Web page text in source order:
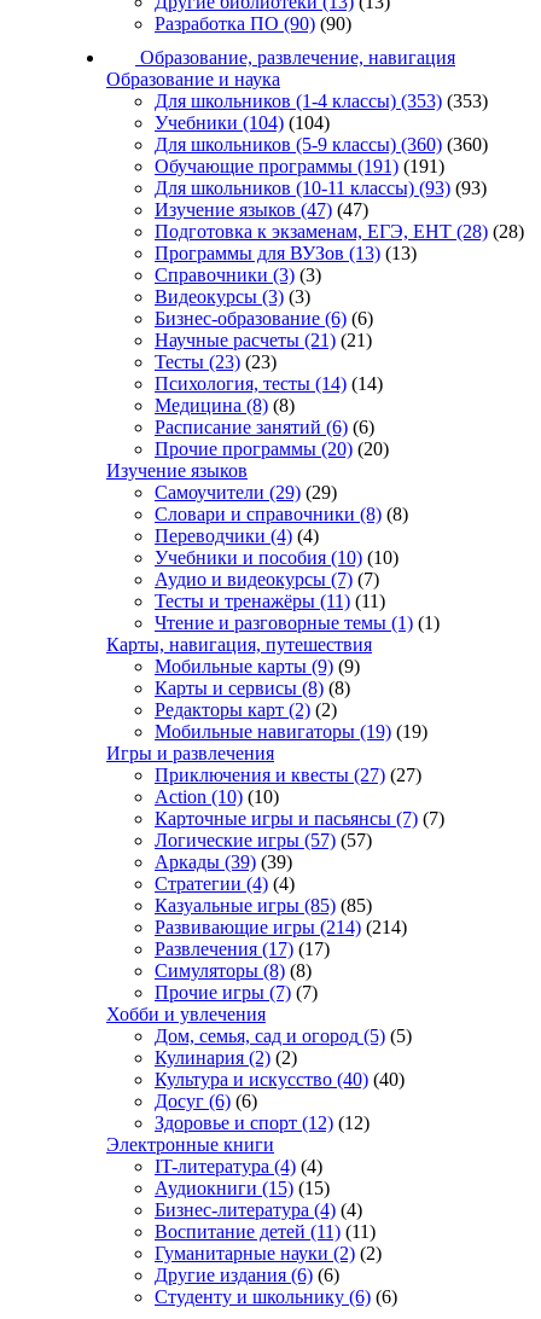
Разработка ПО (90) (90)
Образование, развлечение, навигация
Образование и наука
Для школьников (1-4 классы) (353) (353)
Учебники (104) (104)
Для школьников (5-9 классы) (360) (360)
Обучающие программы (191) (191)
Для школьников (10-11 классы) (93) (93)
Изучение языков (47) (47)
Подготовка к экзаменам, ЕГЭ, ЕНТ (28) (28)
Программы для ВУЗов (13) (13)
Справочники (3) (3)
Видеокурсы (3) (3)
Бизнес-образование (6) (6)
Научные расчеты (21) (21)
Тесты (23) (23)
Психология, тесты (14) (14)
Медицина (8) (8)
Расписание занятий (6) (6)
Прочие программы (20) (20)
Изучение языков
Самоучители (29) (29)
Словари и справочники (8) (8)
Переводчики (4) (4)
Учебники и пособия (10) (10)
Аудио и видеокурсы (7) (7)
Тесты и тренажёры (11) (11)
Чтение и разговорные темы (1) (1)
Карты, навигация, путешествия
Мобильные карты (9) (9)
Карты и сервисы (8) (8)
Редакторы карт (2) (2)
Мобильные навигаторы (19) (19)
Игры и развлечения
Приключения и квесты (27) (27)
Action (10) (10)
Карточные игры и пасьянсы (7) (7)
Логические игры (57) (57)
Аркады (39) (39)
Стратегии (4) (4)
Казуальные игры (85) (85)
Развивающие игры (214) (214)
Развлечения (17) (17)
Симуляторы (8) (8)
Прочие игры (7) (7)
Хобби и увлечения
Дом, семья, сад и огород (5) (5)
Кулинария (2) (2)
Культура и искусство (40) (40)
Досуг (6) (6)
Здоровье и спорт (12) (12)
Электронные книги
IT-литература (4) (4)
Аудиокниги (15) (15)
Бизнес-литература (4) (4)
Воспитание детей (11) (11)
Гуманитарные науки (2) (2)
Другие издания (6) (6)
Студенту и школьнику (6) (6)